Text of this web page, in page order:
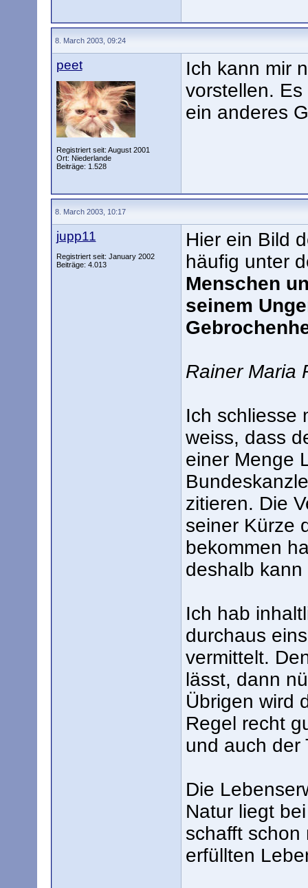
8. March 2003, 09:24
peet
Registriert seit: August 2001
Ort: Niederlande
Beiträge: 1.528
Ich kann mir
vorstellen.
ein anderes
8. March 2003, 10:17
jupp11
Registriert seit: January 2002
Beiträge: 4.013
Hier ein Bild
häufig unter
Menschen
seinem
Rainer Maria
Ich schliesse
weiss, dass
einer Menge
zitieren. Die
seiner Kürze
bekommen
deshalb
Ich hab
durchaus
vermittelt.
lässt, dann
Übrigen wird
Regel recht
und auch der
Die
Natur liegt
schafft schon
erfüllten